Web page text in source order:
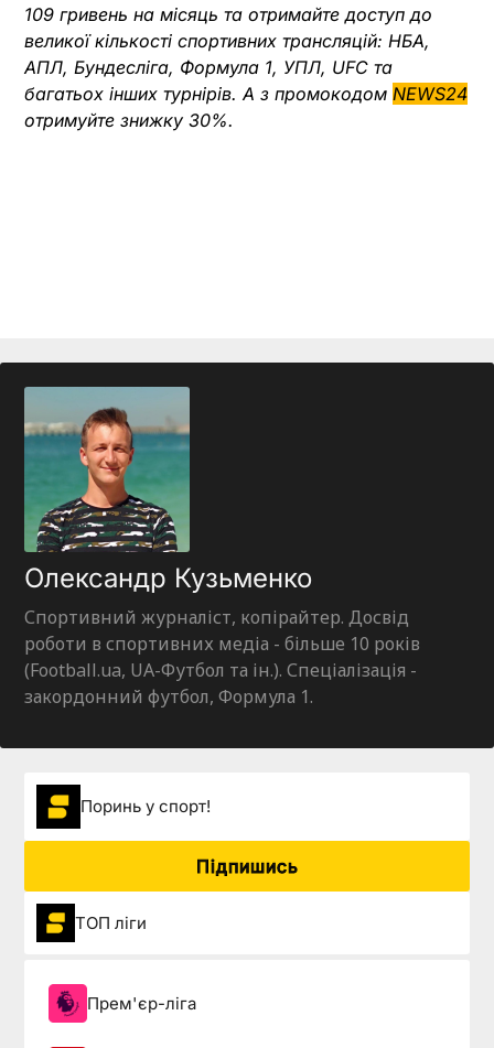
109 гривень на місяць та отримайте доступ до
великої кількості спортивних трансляцій: НБА,
АПЛ, Бундесліга, Формула 1, УПЛ, UFC та
багатьох інших турнірів. А з промокодом NEWS24
отримуйте знижку 30%.
Олександр Кузьменко
Спортивний журналіст, копірайтер. Досвід
роботи в спортивних медіа - більше 10 років
(Football.ua, UA-Футбол та ін.). Спеціалізація -
закордонний футбол, Формула 1.
Поринь у спорт!
Підпишись
ТОП ліги
Прем'єр-ліга